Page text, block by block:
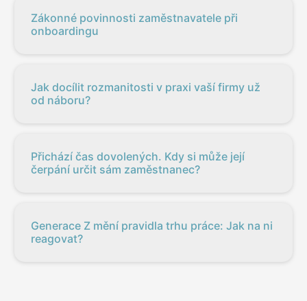
Zákonné povinnosti zaměstnavatele při
onboardingu
Jak docílit rozmanitosti v praxi vaší firmy už
od náboru?
Přichází čas dovolených. Kdy si může její
čerpání určit sám zaměstnanec?
Generace Z mění pravidla trhu práce: Jak na ni
reagovat?